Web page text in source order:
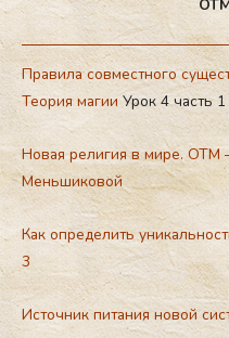
Правила совместного
Теория магииУрок 4 часть 1
Новая религия в мире. ОТМ
Меньшиковой
Как определить
3
Источник питания новой